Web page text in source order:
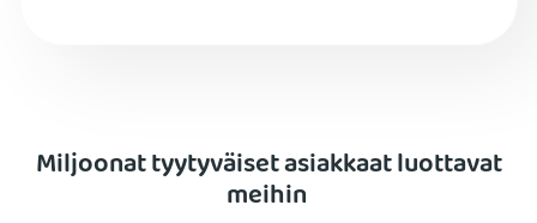
Miljoonat tyytyväiset asiakkaat luottavat
meihin